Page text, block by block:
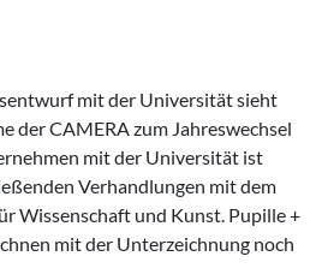
mit der Universität sieht
der CAMERA zum Jahreswechsel
mit der Universität ist
Verhandlungen mit dem
Wissenschaft und Kunst. Pupille +
mit der Unterzeichnung noch